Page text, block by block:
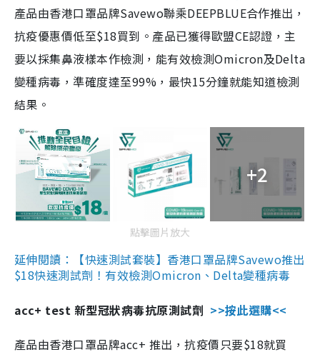
產品由香港口罩品牌Savewo聯乘DEEPBLUE合作推出，
抗疫優惠價低至$18買到。產品已獲得歐盟CE認證，主
要以採集鼻液樣本作檢測，能有效檢測Omicron及Delta
變種病毒，準確度達至99%，最快15分鐘就能知道檢測
結果。
+2
點擊圖片放大
延伸閱讀：【快速測試套裝】香港口罩品牌Savewo推出
$18快速測試劑！有效檢測Omicron、Delta變種病毒
acc+ test 新型冠狀病毒抗原測試劑 >>按此選購<<
產品由香港口罩品牌acc+ 推出，抗疫價只要$18就買